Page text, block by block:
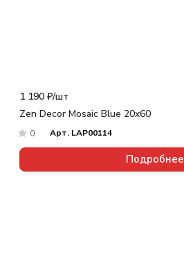
1 190 ₽/шт
Zen Decor Mosaic Blue 20x60
0 Арт. LAP00114
Подробнее